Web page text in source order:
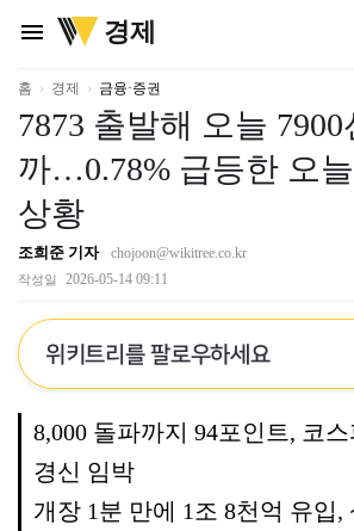
menu
위
키
리
경제
홈 경제 금융·증권
7873 출발해 오늘
까…0.78% 급등한 오
상황
조희준 기자 chojoon@wikitree.co.kr
작성일 2026-05-14 09:11
위키트리를 팔로우하세요
8,000 돌파까지 94포인트, 코
경신 임박
개장 1분 만에 1조 8천억 유입,